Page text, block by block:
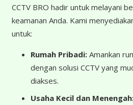
CCTV BRO hadir untuk melayani
keamanan Anda. Kami
untuk:
Rumah Pribadi: Amankan
dengan solusi CCTV yang
diakses.
Usaha Kecil dan